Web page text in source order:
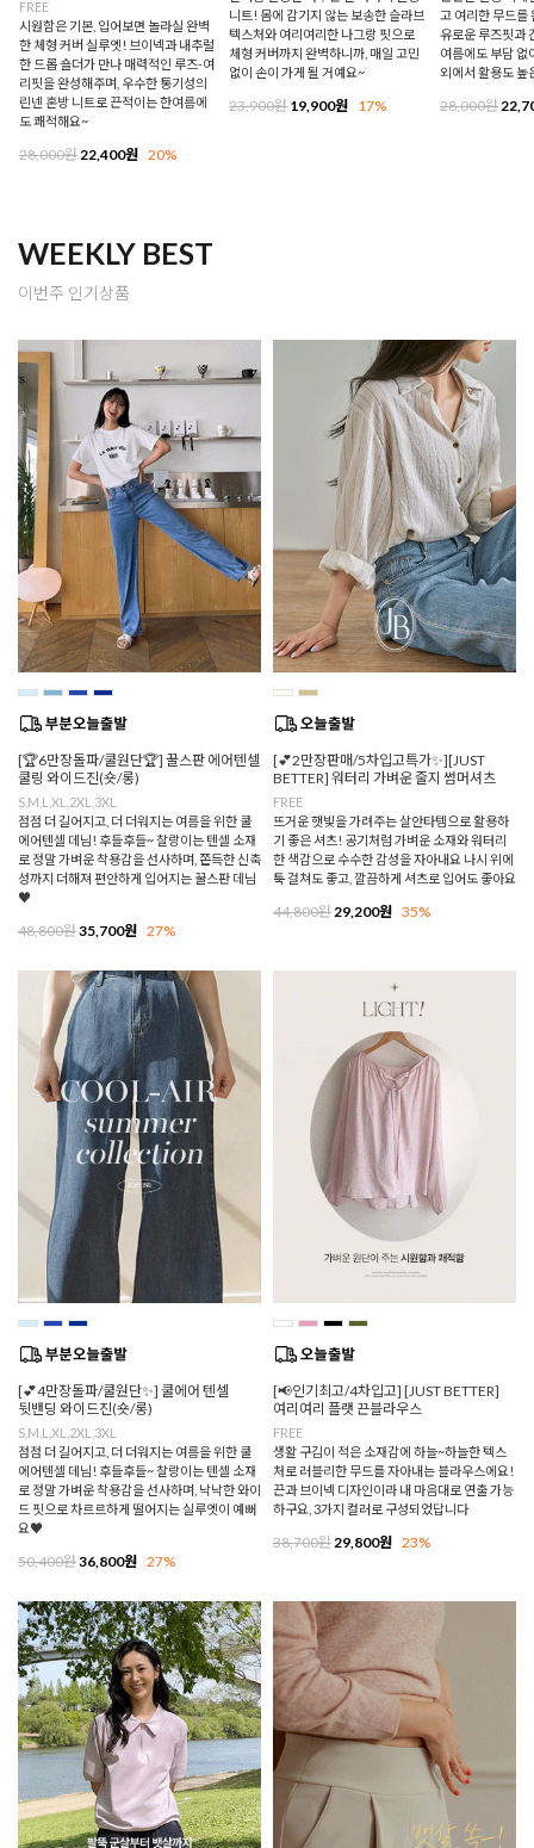
FREE
시원함은 기본, 입어보면 놀라실 완벽
한 체형 커버 실루엣! 브이넥과 내추럴
한 드롭 숄더가 만나 매력적인 루즈-여
리핏을 완성해주며, 우수한 통기성의
린넨 혼방 니트로 끈적이는 한여름에
도 쾌적해요~
28,000원22,400원 20%
니트! 몸에 감기지 않는 보송한 슬라브
텍스처와 여리여리한 나그랑 핏으로
체형 커버까지 완벽하니까, 매일 고민
없이 손이 가게 될 거예요~
23,900원19,900원 17%
고 여리한 무드를
유로운 루즈핏과
여름에도 부담 없
외에서 활용도 높
28,000원
WEEKLY BEST
이번주 인기상품
[🏆6만장돌파/쿨원단🏆] 꿀스판 에어텐셀
쿨링 와이드진(숏/롱)
S,M,L,XL,2XL,3XL
점점 더 길어지고, 더 더워지는 여름을 위한 쿨
에어텐셀 데님! 후들후들~ 찰랑이는 텐셀 소재
로 정말 가벼운 착용감을 선사하며, 쫀득한 신축
성까지 더해져 편안하게 입어지는 꿀스판 데님
♥
48,800원35,700원 27%
[💕2만장판매/5차입고특가✨][JUST
BETTER] 워터리 가벼운 줄지 썸머셔츠
FREE
뜨거운 햇빛을 가려주는 살안타템으로 활용하
기 좋은 셔츠! 공기처럼 가벼운 소재와 워터리
한 색감으로 수수한 감성을 자아내요 나시 위에
툭 걸쳐도 좋고, 깔끔하게 셔츠로 입어도 좋아요
44,800원29,200원 35%
[💕4만장돌파/쿨원단✨] 쿨에어 텐셀
뒷밴딩 와이드진(숏/롱)
S,M,L,XL,2XL,3XL
점점 더 길어지고, 더 더워지는 여름을 위한 쿨
에어텐셀 데님! 후들후들~ 찰랑이는 텐셀 소재
로 정말 가벼운 착용감을 선사하며, 낙낙한 와이
드 핏으로 차르르하게 떨어지는 실루엣이 예뻐
요♥
50,400원36,800원 27%
[📢인기최고/4차입고] [JUST BETTER]
여리여리 플랫 끈블라우스
FREE
생활 구김이 적은 소재감에 하늘~하늘한 텍스
처로 러블리한 무드를 자아내는 블라우스에요!
끈과 브이넥 디자인이라 내 마음대로 연출 가능
하구요, 3가지 컬러로 구성되었답니다
38,700원 29,800원 23%